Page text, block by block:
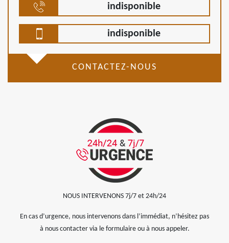
indisponible
indisponible
CONTACTEZ-NOUS
NOUS INTERVENONS 7j/7 et 24h/24
En cas d’urgence, nous intervenons dans l’immédiat, n’hésitez pas
à nous contacter via le formulaire ou à nous appeler.